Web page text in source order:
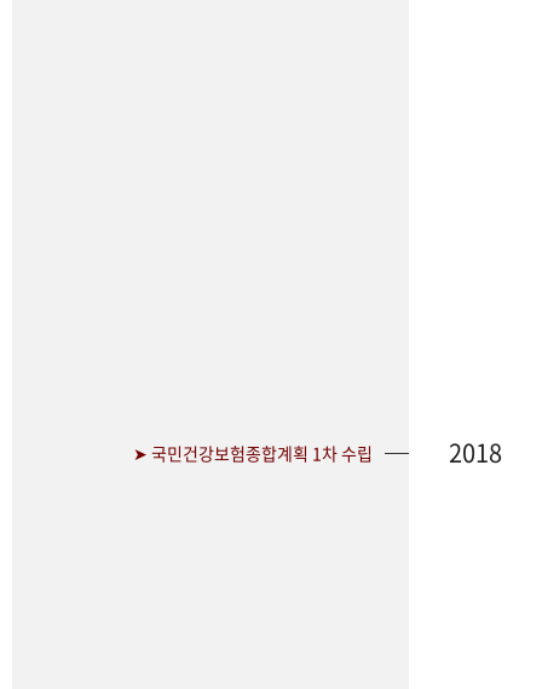
➤ 국민건강보험종합계획 1차 수립 2018